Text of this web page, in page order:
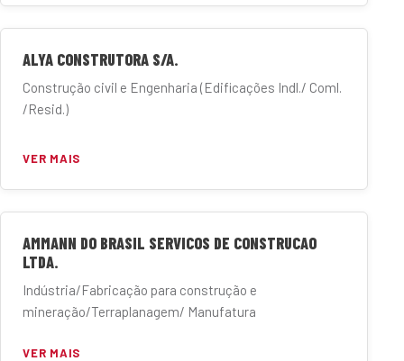
ALYA CONSTRUTORA S/A.
Construção civil e Engenharia (Edificações Indl./ Coml.
/Resid.)
VER MAIS
AMMANN DO BRASIL SERVICOS DE CONSTRUCAO
LTDA.
Indústria/Fabricação para construção e
mineração/Terraplanagem/ Manufatura
VER MAIS